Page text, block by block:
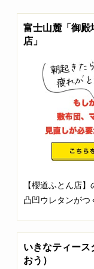
富士山麓「御殿
店」
【櫻道ふとん店
凸凹ウレタンがつ
いきなティース
おう）